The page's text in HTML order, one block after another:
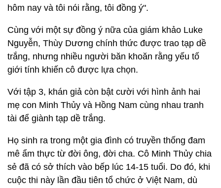
hôm nay và tôi nói rằng, tôi đồng ý".
Cùng với một sự đồng ý nữa của giám khảo Luke
Nguyễn, Thùy Dương chính thức được trao tạp dề
trắng, nhưng nhiều người băn khoăn rằng yếu tố
giới tính khiến cô được lựa chọn.
Với tập 3, khán giả còn bật cười với hình ảnh hai
mẹ con Minh Thủy và Hồng Nam cùng nhau tranh
tài để giành tạp dề trắng.
Họ sinh ra trong một gia đình có truyền thống đam
mê ẩm thực từ đời ông, đời cha. Cô Minh Thủy chia
sẻ đã có sở thích vào bếp lúc 14-15 tuổi. Do đó, khi
cuộc thi này lần đầu tiên tổ chức ở Việt Nam, dù